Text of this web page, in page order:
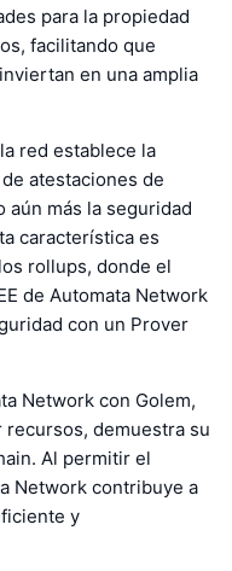
para la propiedad
facilitando que
en una amplia
red establece la
atestaciones de
aún más la seguridad
característica es
rollups, donde el
de Automata Network
con un Prover
Network con Golem,
demuestra su
Al permitir el
Network contribuye a
y